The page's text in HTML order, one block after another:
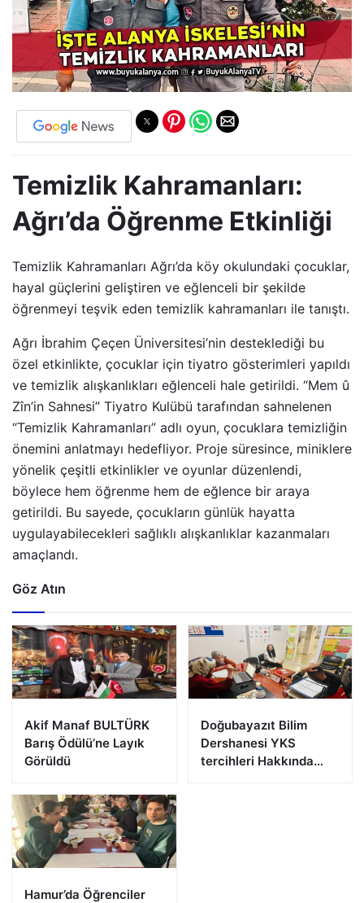
Temizlik Kahramanları:
Ağrı’da Öğrenme Etkinliği
Temizlik Kahramanları Ağrı’da köy okulundaki çocuklar,
hayal güçlerini geliştiren ve eğlenceli bir şekilde
öğrenmeyi teşvik eden temizlik kahramanları ile tanıştı.
Ağrı İbrahim Çeçen Üniversitesi’nin desteklediği bu
özel etkinlikte, çocuklar için tiyatro gösterimleri yapıldı
ve temizlik alışkanlıkları eğlenceli hale getirildi. “Mem û
Zîn’in Sahnesi” Tiyatro Kulübü tarafından sahnelenen
“Temizlik Kahramanları” adlı oyun, çocuklara temizliğin
önemini anlatmayı hedefliyor. Proje süresince, miniklere
yönelik çeşitli etkinlikler ve oyunlar düzenlendi,
böylece hem öğrenme hem de eğlence bir araya
getirildi. Bu sayede, çocukların günlük hayatta
uygulayabilecekleri sağlıklı alışkanlıklar kazanmaları
amaçlandı.
Göz Atın
Akif Manaf BULTÜRK
Barış Ödülü’ne Layık
Görüldü
Doğubayazıt Bilim
Dershanesi YKS
tercihleri Hakkında
Hamur’da Öğrenciler